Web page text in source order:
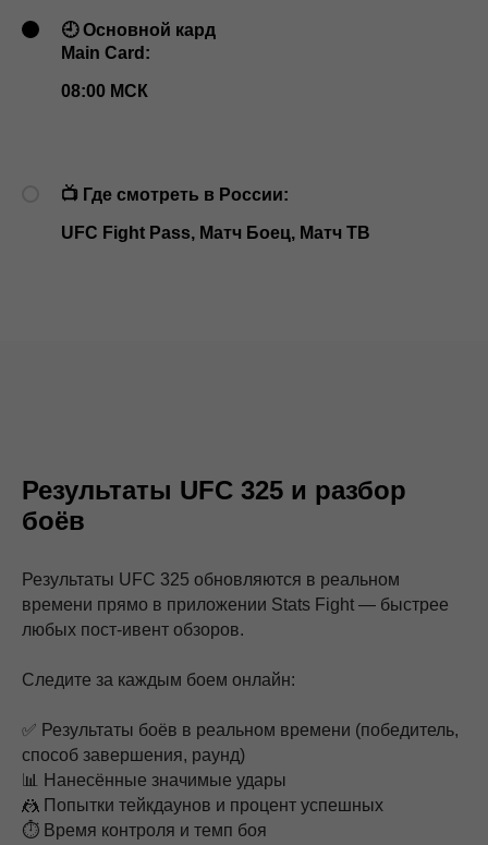
🕘 Основной кард
Main Card:
08:00 МСК
📺 Где смотреть в России:
UFC Fight Pass, Матч Боец, Матч ТВ
Результаты UFC 325 и разбор
боёв
Результаты UFC 325 обновляются в реальном
времени прямо в приложении Stats Fight — быстрее
любых пост-ивент обзоров.
Следите за каждым боем онлайн:
✅ Результаты боёв в реальном времени (победитель,
способ завершения, раунд)
📊 Нанесённые значимые удары
🤼 Попытки тейкдаунов и процент успешных
⏱ Время контроля и темп боя